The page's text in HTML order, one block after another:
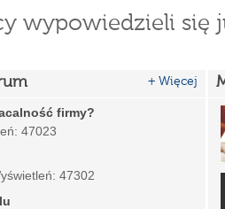
wypowiedzieli się
+ Więcej
firmy?
47023
47302